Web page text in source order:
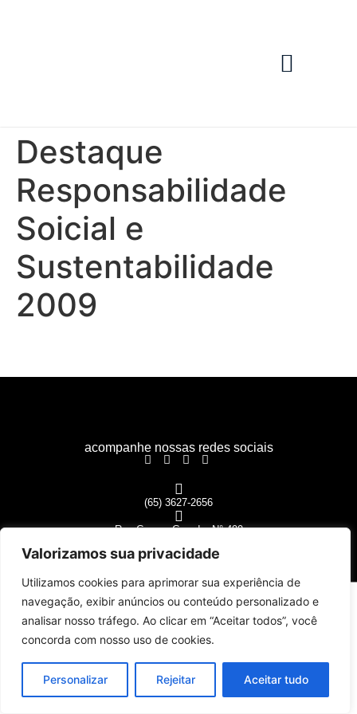
Valorizamos sua privacidade
Utilizamos cookies para aprimorar sua experiência de
navegação, exibir anúncios ou conteúdo personalizado e
analisar nosso tráfego. Ao clicar em “Aceitar todos”, você
concorda com nosso uso de cookies.
Personalizar Rejeitar Aceitar tudo
Destaque
Responsabilidade
Soicial e
Sustentabilidade
2009
acompanhe nossas redes sociais
(65) 3627-2656
Rua Campo Grande, N° 499
CEP: 78005-170